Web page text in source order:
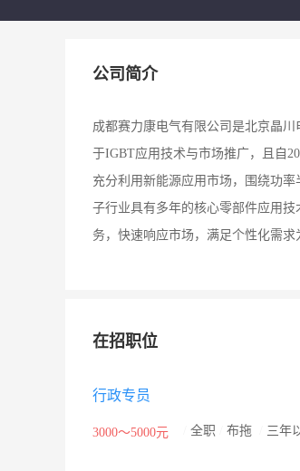
公司简介
成都赛力康电气有限公司是北京晶
于IGBT应用技术与市场推广，且自
充分利用新能源应用市场，围绕功
子行业具有多年的核心零部件应用
务，快速响应市场，满足个性化需求
在招职位
行政专员
3000～5000元 全职 布拖 三年